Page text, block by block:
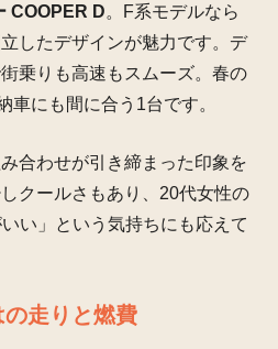
COOPER D。F系モデルなら
したデザインが魅力です。デ
乗りも高速もスムーズ。春の
車にも間に合う1台です。
合わせが引き締まった印象を
クールさもあり、20代女性の
い」という気持ちにも応えて
走りと燃費